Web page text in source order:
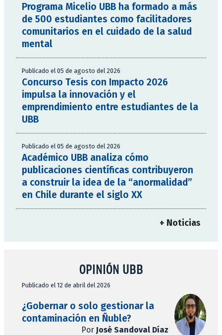
Programa Micelio UBB ha formado a más
de 500 estudiantes como facilitadores
comunitarios en el cuidado de la salud
mental
Publicado el 05 de agosto del 2026
Concurso Tesis con Impacto 2026
impulsa la innovación y el
emprendimiento entre estudiantes de la
UBB
Publicado el 05 de agosto del 2026
Académico UBB analiza cómo
publicaciones científicas contribuyeron
a construir la idea de la “anormalidad”
en Chile durante el siglo XX
+ Noticias
OPINIÓN UBB
Publicado el 12 de abril del 2026
¿Gobernar o solo gestionar la
contaminación en Ñuble?
Por José Sandoval Díaz